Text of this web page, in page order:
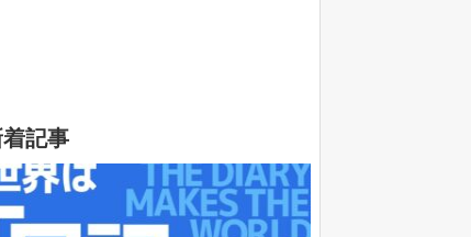
記事